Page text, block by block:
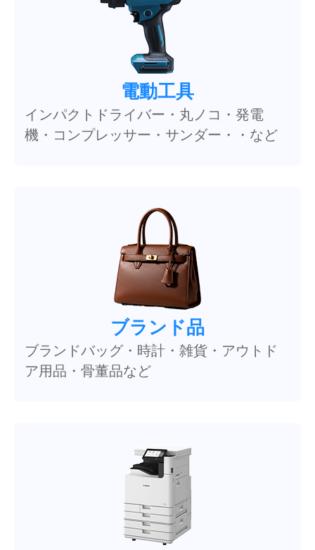
電動工具
インパクトドライバー・丸ノコ・発電
機・コンプレッサー・サンダー・・など
ブランド品
ブランドバッグ・時計・雑貨・アウトド
ア用品・骨董品など